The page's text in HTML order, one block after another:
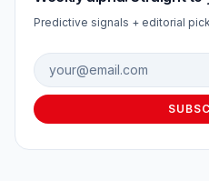
Predictive signals + editorial
Email address